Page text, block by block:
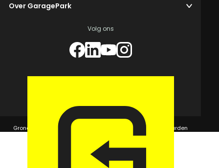
Over GaragePark
Volg ons
© 2026 GaragePark.
Grondposities
365Beheer & GaragePark Algemene voorwaarden